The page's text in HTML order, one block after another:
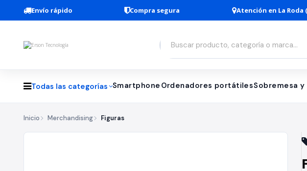
Envío rápido Compra segura Atención en La Roda
Todas las categorías Smartphone Ordenadores portátilesSobremesa
Inicio Merchandising Figuras